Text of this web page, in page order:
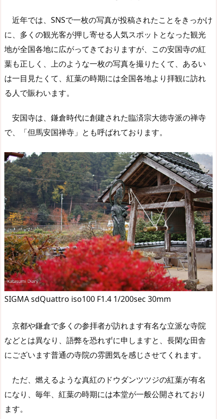
近年では、SNSで一枚の写真が投稿されたことをきっかけ
に、多くの観光客が押し寄せる人気スポットとなった観光
地が全国各地に広がってきておりますが、この安国寺の紅
葉も正しく、上のような一枚の写真を撮りたくて、あるい
は一目見たくて、紅葉の時期には全国各地より拝観に訪れ
る人で賑わいます。
安国寺は、鎌倉時代に創建された臨済宗大徳寺派の禅寺
で、「但馬安国禅寺」とも呼ばれております。
SIGMA sdQuattro iso100 F1.4 1/200sec 30mm
京都や鎌倉で多くの参拝者が訪れます有名な立派な寺院
などとは異なり、語弊を恐れずに申しますと、長閑な田舎
にございます普通の寺院の雰囲気を感じさせてくれます。
ただ、燃えるような真紅のドウダンツツジの紅葉が有名
になり、毎年、紅葉の時期には本堂が一般公開されており
ます。